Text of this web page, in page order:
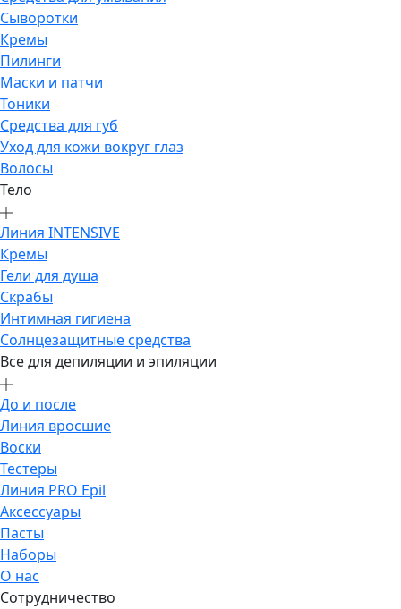
Сыворотки
Кремы
Пилинги
Маски и патчи
Тоники
Средства для губ
Уход для кожи вокруг глаз
Волосы
Тело
Линия INTENSIVE
Кремы
Гели для душа
Скрабы
Интимная гигиена
Солнцезащитные средства
Все для депиляции и эпиляции
До и после
Линия вросшие
Воски
Тестеры
Линия PRO Epil
Аксессуары
Пасты
Наборы
О нас
Сотрудничество